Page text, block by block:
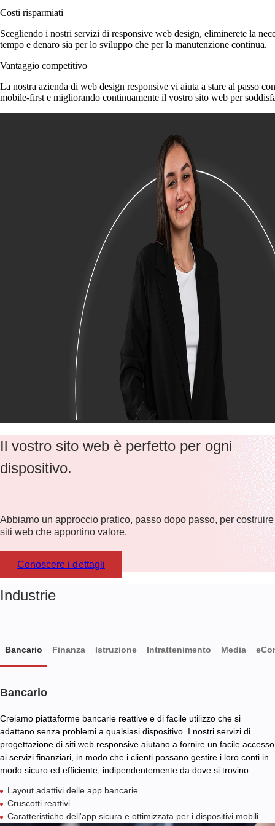
Costi risparmiati
Scegliendo i nostri servizi di responsive web design, eliminerete la
tempo e denaro sia per lo sviluppo che per la manutenzione continua.
Vantaggio competitivo
La nostra azienda di web design responsive vi aiuta a stare al passo
mobile-first e migliorando continuamente il vostro sito web per
Il vostro sito web è perfetto per ogni
dispositivo.
Abbiamo un approccio pratico, passo dopo passo, per costruire
siti web che apportino valore.
Conoscere i dettagli
Industrie
Bancario Finanza Istruzione Intrattenimento Media
Bancario
Creiamo piattaforme bancarie reattive e di facile utilizzo che si
adattano senza problemi a qualsiasi dispositivo. I nostri servizi di
progettazione di siti web responsive aiutano a fornire un facile accesso
ai servizi finanziari, in modo che i clienti possano gestire i loro conti in
modo sicuro ed efficiente, indipendentemente da dove si trovino.
Layout adattivi delle app bancarie
Cruscotti reattivi
Caratteristiche dell'app sicura e ottimizzata per i dispositivi mobili